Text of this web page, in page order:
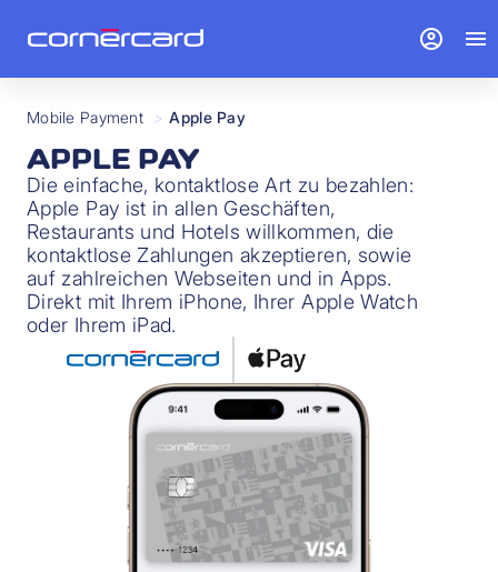
Mobile Payment > Apple Pay
APPLE PAY
Die einfache, kontaktlose Art zu bezahlen:
Apple Pay ist in allen Geschäften,
Restaurants und Hotels willkommen, die
kontaktlose Zahlungen akzeptieren, sowie
auf zahlreichen Webseiten und in Apps.
Direkt mit Ihrem iPhone, Ihrer Apple Watch
oder Ihrem iPad.
account_circle menu